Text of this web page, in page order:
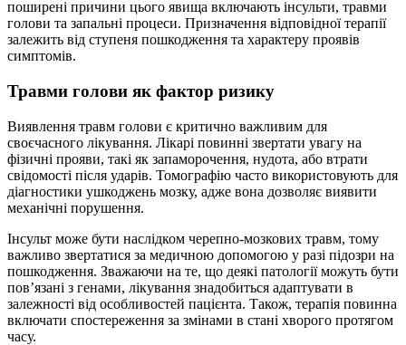
поширені причини цього явища включають інсульти, травми
голови та запальні процеси. Призначення відповідної терапії
залежить від ступеня пошкодження та характеру проявів
симптомів.
Травми голови як фактор ризику
Виявлення травм голови є критично важливим для
своєчасного лікування. Лікарі повинні звертати увагу на
фізичні прояви, такі як запаморочення, нудота, або втрати
свідомості після ударів. Томографію часто використовують для
діагностики ушкоджень мозку, адже вона дозволяє виявити
механічні порушення.
Інсульт може бути наслідком черепно-мозкових травм, тому
важливо звертатися за медичною допомогою у разі підозри на
пошкодження. Зважаючи на те, що деякі патології можуть бути
пов’язані з генами, лікування знадобиться адаптувати в
залежності від особливостей пацієнта. Також, терапія повинна
включати спостереження за змінами в стані хворого протягом
часу.